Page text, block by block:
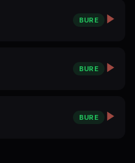
BURE
BURE
BURE